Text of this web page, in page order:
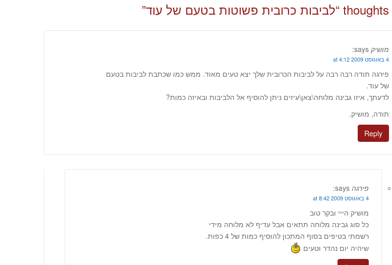
לביבות כרובית פשוטות בטעם של עוד”
מושיק says:
4 באוגוסט 2009 at 4:12
פירגה תודה רבה רבה על לביבות הכרובית שלך יצא טעים מאוד. ממש כמו שכתבת לביבות בטעם
של עוד.
לדעתך, איזו גבינה מלוחה\צאן\עיזים ניתן להוסיף אל הלביבות ובאיזה כמות?
תודה, מושיק.
Reply
פירגה says:
4 באוגוסט 2009 at 8:42
מושיק הייי ובקר טוב
כל סוג גבינה מלוחה תתאים אבל עדיף לא מלוחה מידי
רשמתי בטיפים בסוף המתכון להוסיף כמות של 4 כפות.
שיהיה יום נהדר וטעים